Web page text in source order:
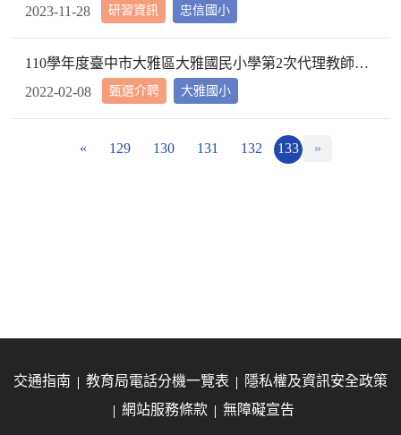
研習資訊 忠信國小
2023-11-28
甄選介聘
110學年度臺中市大雅區大雅國民小學第2次代理教師甄選第2次招考結果公告
大雅國小
2022-02-08
« 129 130 131 132 133 »
交通指南 教育局電話分機一覽表
隱私權及資訊安全政策
網站服務條款
無障礙宣告